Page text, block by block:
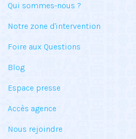
Qui sommes-nous ?
Notre zone d'intervention
Foire aux Questions
Blog
Espace presse
Accès agence
Nous rejoindre